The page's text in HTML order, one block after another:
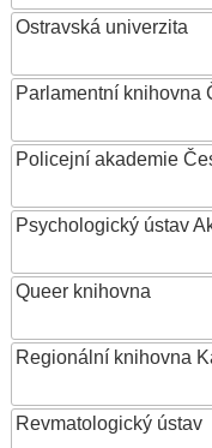
Ostravská univerzita
Parlamentní knihovna
Policejní akademie
Psychologický ústav
Queer knihovna
Regionální knihovna
Revmatologický ústav